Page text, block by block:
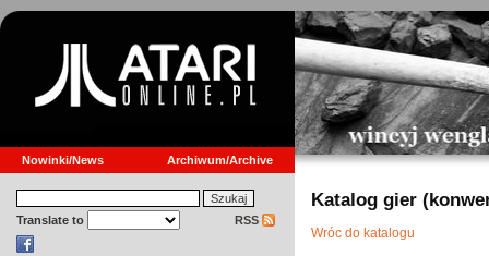
Nowinki/News Archiwum/Archive
Translate to RSS
Katalog gier
Wróc do katalogu